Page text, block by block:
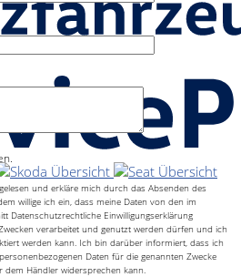
gelesen und erkläre mich durch das Absenden des
willige ich ein, dass meine Daten von den im
Datenschutzrechtliche Einwilligungserklärung
verarbeitet und genutzt werden dürfen und ich
werden kann. Ich bin darüber informiert, dass ich
Daten für die genannten Zwecke
Händler widersprechen kann.